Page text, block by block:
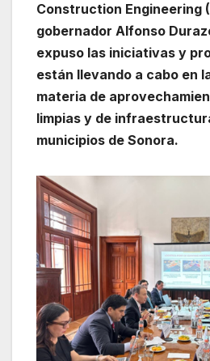
Construction Engineering
gobernador Alfonso
expuso las iniciativas y
están llevando a cabo en
materia de
limpias y de
municipios de Sonora.